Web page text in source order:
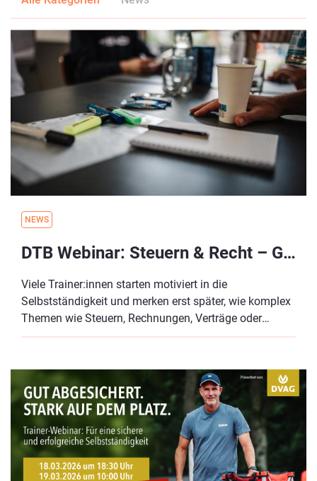
NEWS
DTB Webinar: Steuern & Recht – Grundlagen für eine sichere Selbstständigkeit als Tennistrainer:in
Viele Trainer:innen starten motiviert in die
Selbstständigkeit und merken erst später, wie komplex
Themen wie Steuern, Rechnungen, Verträge oder
Scheinselbstständigkeit sind. In diesem Webinar
wichtigsten rechtlichen und steuerlichen Grundlagen
speziell für Tennistrainer:innen. So kannst du deine
Tätigkeit gut strukturiert, rechtssicher und
zukunftsfähig aufstellen